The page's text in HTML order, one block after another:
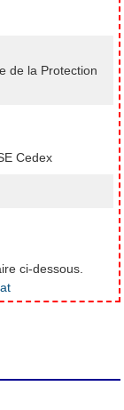
de la Protection
Cedex
ci-dessous.